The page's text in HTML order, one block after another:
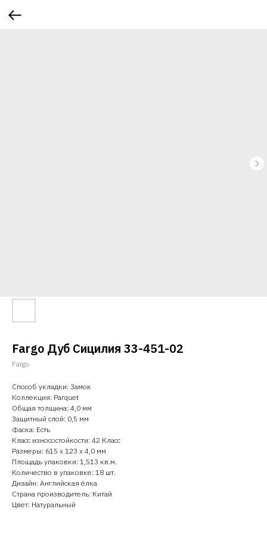
Fargo Дуб Сицилия 33-451-02
Fargo
Способ укладки: Замок
Коллекция: Parquet
Общая толщина: 4,0 мм
Защитный слой: 0,5 мм
Фаска: Есть
Класс износостойкости: 42 Класс
Размеры: 615 х 123 х 4,0 мм
Площадь упаковки: 1,513 кв.м.
Количество в упаковке: 18 шт.
Дизайн: Английская ёлка
Страна производитель: Китай
Цвет: Натуральный